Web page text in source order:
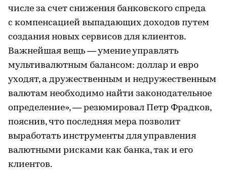
числе за счет снижения банковского спреда
с компенсацией выпадающих доходов путем
создания новых сервисов для клиентов.
Важнейшая вещь — умение управлять
мультивалютным балансом: доллар и евро
уходят, а дружественным и недружественным
валютам необходимо найти законодательное
определение», — резюмировал Петр Фрадков,
пояснив, что последняя мера позволит
выработать инструменты для управления
валютными рисками как банка, так и его
клиентов.